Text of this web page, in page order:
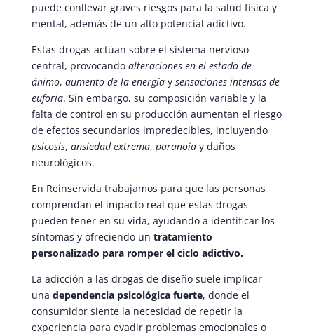
puede conllevar graves riesgos para la salud física y
mental, además de un alto potencial adictivo.
Estas drogas actúan sobre el sistema nervioso
central, provocando alteraciones en el estado de
ánimo, aumento de la energíay sensaciones intensas de
euforia. Sin embargo, su composición variable y la
falta de control en su producción aumentan el riesgo
de efectos secundarios impredecibles, incluyendo
psicosis, ansiedad extrema, paranoiay daños
neurológicos.
En Reinservida trabajamos para que las personas
comprendan el impacto real que estas drogas
pueden tener en su vida, ayudando a identificar los
síntomas y ofreciendo un tratamiento
personalizado para romper el ciclo adictivo.
La adicción a las drogas de diseño suele implicar
una dependencia psicológica fuerte, donde el
consumidor siente la necesidad de repetir la
experiencia para evadir problemas emocionales o